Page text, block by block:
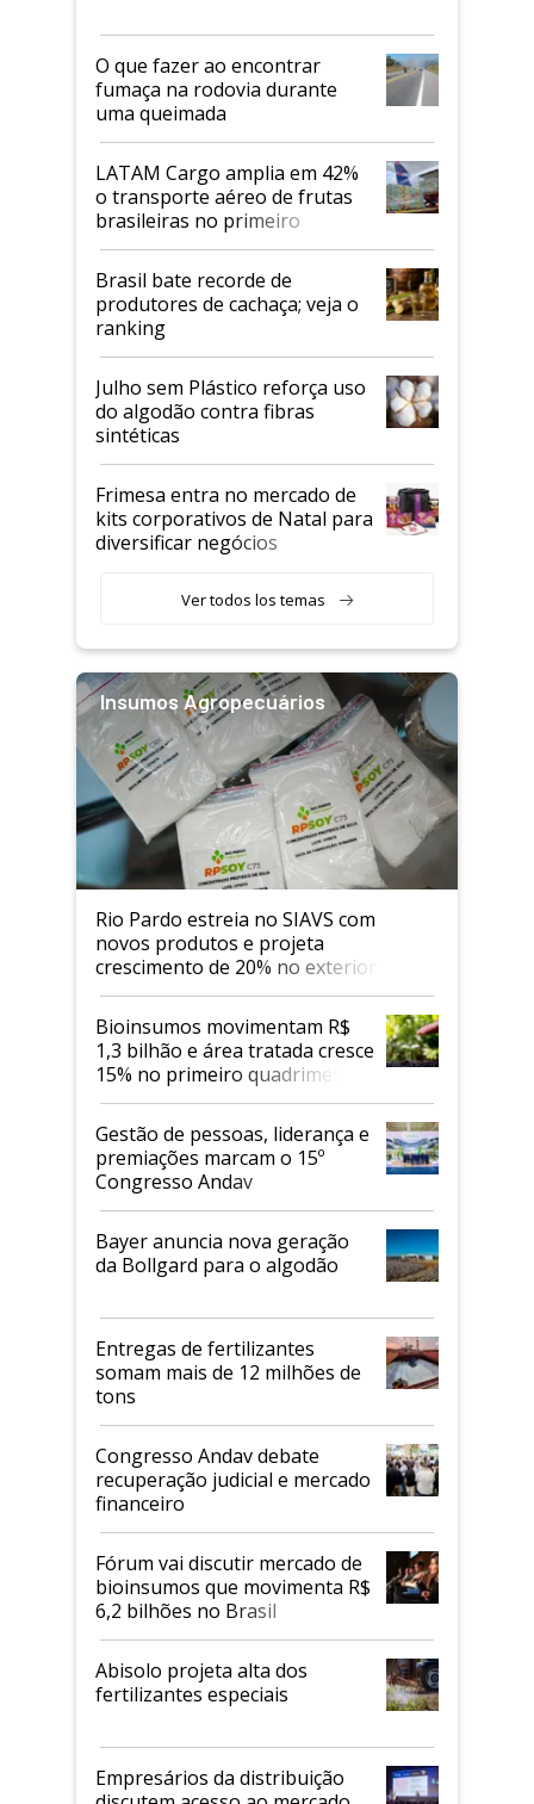
O que fazer ao encontrar
fumaça na rodovia durante
uma queimada
LATAM Cargo amplia em 42%
o transporte aéreo de frutas
brasileiras no primeiro
semestre
Brasil bate recorde de
produtores de cachaça; veja o
ranking
Julho sem Plástico reforça uso
do algodão contra fibras
sintéticas
Frimesa entra no mercado de
kits corporativos de Natal para
diversificar negócios
Ver todos los temas
Insumos Agropecuários
Rio Pardo estreia no SIAVS com
novos produtos e projeta
crescimento de 20% no exterior
Bioinsumos movimentam R$
1,3 bilhão e área tratada cresce
15% no primeiro quadrimestre
de 2026
Gestão de pessoas, liderança e
premiações marcam o 15º
Congresso Andav
Bayer anuncia nova geração
da Bollgard para o algodão
Entregas de fertilizantes
somam mais de 12 milhões de
tons
Congresso Andav debate
recuperação judicial e mercado
financeiro
Fórum vai discutir mercado de
bioinsumos que movimenta R$
6,2 bilhões no Brasil
Abisolo projeta alta dos
fertilizantes especiais
Empresários da distribuição